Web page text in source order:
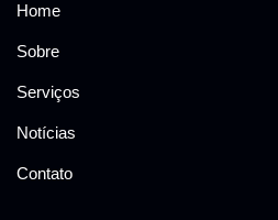
Home
Sobre
Serviços
Notícias
Contato